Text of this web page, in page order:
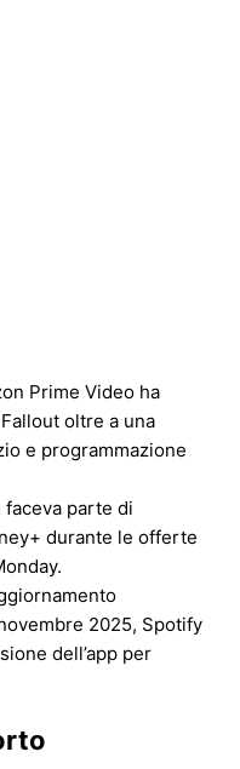
Prime Video ha
oltre a una
e programmazione
parte di
durante le offerte
2025, Spotify
dell’app per